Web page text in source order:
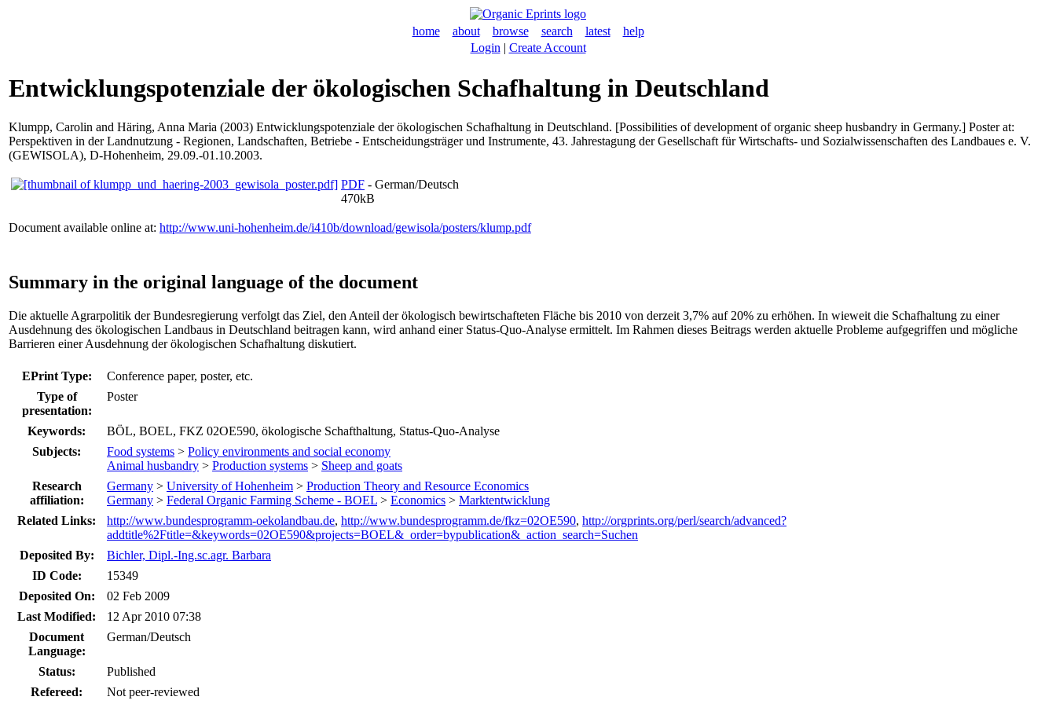
home about browse search latest
help
Login | Create Account
Entwicklungspotenziale der ökologischen Schafhaltung in Deutschland
Klumpp, Carolin and Häring, Anna Maria (2003) Entwicklungspotenziale der ökologischen Schafhaltung in Deutschland. [Possibilities of development of organic sheep husbandry in Germany.] Poster at:
Perspektiven in der Landnutzung - Regionen, Landschaften, Betriebe - Entscheidungsträger und Instrumente, 43. Jahrestagung der Gesellschaft für Wirtschafts- und Sozialwissenschaften des Landbaues e. V.
(GEWISOLA), D-Hohenheim, 29.09.-01.10.2003.
PDF - German/Deutsch
470kB
Document available online at: http://www.uni-hohenheim.de/i410b/download/gewisola/posters/klump.pdf
Summary in the original language of the document
Die aktuelle Agrarpolitik der Bundesregierung verfolgt das Ziel, den Anteil der ökologisch bewirtschafteten Fläche bis 2010 von derzeit 3,7% auf 20% zu erhöhen. In wieweit die Schafhaltung zu einer
Ausdehnung des ökologischen Landbaus in Deutschland beitragen kann, wird anhand einer Status-Quo-Analyse ermittelt. Im Rahmen dieses Beitrags werden aktuelle Probleme aufgegriffen und mögliche
Barrieren einer Ausdehnung der ökologischen Schafhaltung diskutiert.
EPrint Type:
Conference paper, poster, etc.
Type of
presentation:
Poster
Keywords:
BÖL, BOEL, FKZ 02OE590, ökologische Schafthaltung, Status-Quo-Analyse
Subjects:
Food systems > Policy environments and social economy
Animal husbandry > Production systems > Sheep and goats
Research
affiliation:
Germany > University of Hohenheim > Production Theory and Resource Economics
Germany > Federal Organic Farming Scheme - BOEL > Economics > Marktentwicklung
Related Links:
http://www.bundesprogramm-oekolandbau.de, http://www.bundesprogramm.de/fkz=02OE590, http://orgprints.org/perl/search/advanced?
addtitle%2Ftitle=&keywords=02OE590&projects=BOEL&_order=bypublication&_action_search=Suchen
Deposited By:
Bichler, Dipl.-Ing.sc.agr. Barbara
ID Code:
15349
Deposited On:
02 Feb 2009
Last Modified:
12 Apr 2010 07:38
Document
Language:
German/Deutsch
Status:
Published
Refereed:
Not peer-reviewed